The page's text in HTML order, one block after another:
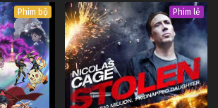
Phim bộ Phim lẻ